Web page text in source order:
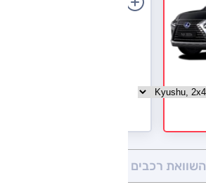
השוואת רכבים